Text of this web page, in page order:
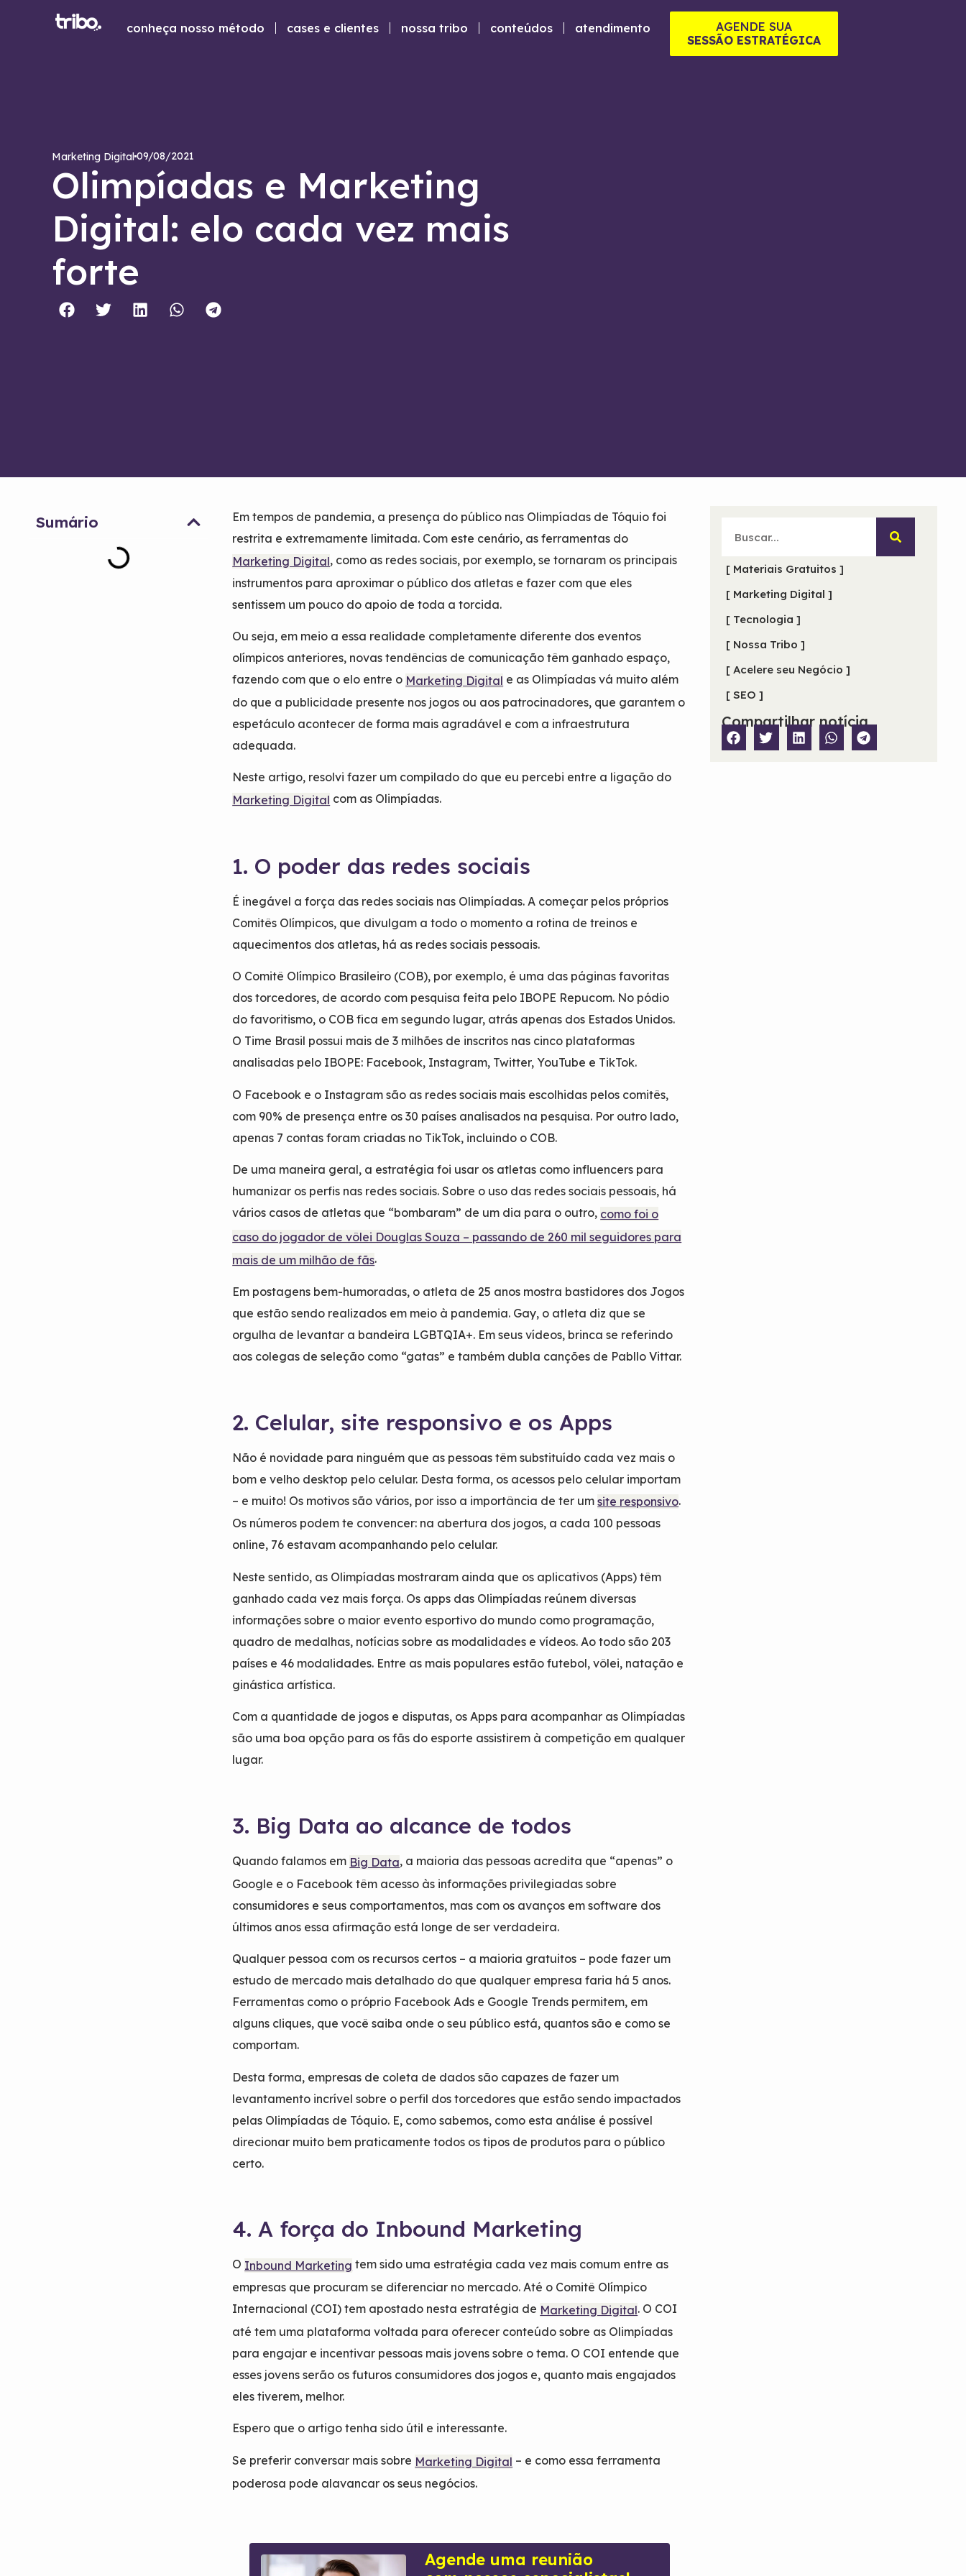
conheça nosso método cases e clientes nossa tribo conteúdos atendimento
AGENDE SUA
SESSÃO ESTRATÉGICA
Marketing Digital09/08/2021
Olimpíadas e Marketing
Digital: elo cada vez mais
forte
Sumário
Em tempos de pandemia, a presença do público nas Olimpíadas de Tóquio foi
restrita e extremamente limitada. Com este cenário, as ferramentas do
Marketing Digital, como as redes sociais, por exemplo, se tornaram os principais
instrumentos para aproximar o público dos atletas e fazer com que eles
sentissem um pouco do apoio de toda a torcida.
Ou seja, em meio a essa realidade completamente diferente dos eventos
olímpicos anteriores, novas tendências de comunicação têm ganhado espaço,
fazendo com que o elo entre o Marketing Digital e as Olimpíadas vá muito além
do que a publicidade presente nos jogos ou aos patrocinadores, que garantem o
espetáculo acontecer de forma mais agradável e com a infraestrutura
adequada.
Neste artigo, resolvi fazer um compilado do que eu percebi entre a ligação do
Marketing Digital com as Olimpíadas.
1. O poder das redes sociais
É inegável a força das redes sociais nas Olimpíadas. A começar pelos próprios
Comitês Olímpicos, que divulgam a todo o momento a rotina de treinos e
aquecimentos dos atletas, há as redes sociais pessoais.
O Comitê Olímpico Brasileiro (COB), por exemplo, é uma das páginas favoritas
dos torcedores, de acordo com pesquisa feita pelo IBOPE Repucom. No pódio
do favoritismo, o COB fica em segundo lugar, atrás apenas dos Estados Unidos.
O Time Brasil possui mais de 3 milhões de inscritos nas cinco plataformas
analisadas pelo IBOPE: Facebook, Instagram, Twitter, YouTube e TikTok.
O Facebook e o Instagram são as redes sociais mais escolhidas pelos comitês,
com 90% de presença entre os 30 países analisados na pesquisa. Por outro lado,
apenas 7 contas foram criadas no TikTok, incluindo o COB.
De uma maneira geral, a estratégia foi usar os atletas como influencers para
humanizar os perfis nas redes sociais. Sobre o uso das redes sociais pessoais, há
vários casos de atletas que “bombaram” de um dia para o outro, como foi o
caso do jogador de vôlei Douglas Souza – passando de 260 mil seguidores para
mais de um milhão de fãs.
Em postagens bem-humoradas, o atleta de 25 anos mostra bastidores dos Jogos
que estão sendo realizados em meio à pandemia. Gay, o atleta diz que se
orgulha de levantar a bandeira LGBTQIA+. Em seus vídeos, brinca se referindo
aos colegas de seleção como “gatas” e também dubla canções de Pabllo Vittar.
2. Celular, site responsivo e os Apps
Não é novidade para ninguém que as pessoas têm substituído cada vez mais o
bom e velho desktop pelo celular. Desta forma, os acessos pelo celular importam
– e muito! Os motivos são vários, por isso a importância de ter umsite responsivo.
Os números podem te convencer: na abertura dos jogos, a cada 100 pessoas
online, 76 estavam acompanhando pelo celular.
Neste sentido, as Olimpíadas mostraram ainda que os aplicativos (Apps) têm
ganhado cada vez mais força. Os apps das Olimpíadas reúnem diversas
informações sobre o maior evento esportivo do mundo como programação,
quadro de medalhas, notícias sobre as modalidades e vídeos. Ao todo são 203
países e 46 modalidades. Entre as mais populares estão futebol, vôlei, natação e
ginástica artística.
Com a quantidade de jogos e disputas, os Apps para acompanhar as Olimpíadas
são uma boa opção para os fãs do esporte assistirem à competição em qualquer
lugar.
3. Big Data ao alcance de todos
Quando falamos em Big Data, a maioria das pessoas acredita que “apenas” o
Google e o Facebook têm acesso às informações privilegiadas sobre
consumidores e seus comportamentos, mas com os avanços em software dos
últimos anos essa afirmação está longe de ser verdadeira.
Qualquer pessoa com os recursos certos – a maioria gratuitos – pode fazer um
estudo de mercado mais detalhado do que qualquer empresa faria há 5 anos.
Ferramentas como o próprio Facebook Ads e Google Trends permitem, em
alguns cliques, que você saiba onde o seu público está, quantos são e como se
comportam.
Desta forma, empresas de coleta de dados são capazes de fazer um
levantamento incrível sobre o perfil dos torcedores que estão sendo impactados
pelas Olimpíadas de Tóquio. E, como sabemos, como esta análise é possível
direcionar muito bem praticamente todos os tipos de produtos para o público
certo.
4. A força do Inbound Marketing
O Inbound Marketing tem sido uma estratégia cada vez mais comum entre as
empresas que procuram se diferenciar no mercado. Até o Comitê Olímpico
Internacional (COI) tem apostado nesta estratégia de Marketing Digital. O COI
até tem uma plataforma voltada para oferecer conteúdo sobre as Olimpíadas
para engajar e incentivar pessoas mais jovens sobre o tema. O COI entende que
esses jovens serão os futuros consumidores dos jogos e, quanto mais engajados
eles tiverem, melhor.
Espero que o artigo tenha sido útil e interessante.
Se preferir conversar mais sobre Marketing Digital – e como essa ferramenta
poderosa pode alavancar os seus negócios.
Agende uma reunião
[ Materiais Gratuitos ]
[ Marketing Digital ]
[ Tecnologia ]
[ Nossa Tribo ]
[ Acelere seu Negócio ]
[ SEO ]
Compartilhar notícia